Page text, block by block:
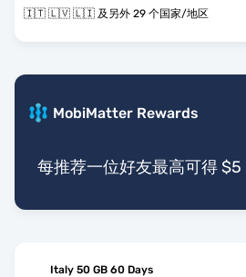
🇮🇹 🇱🇻 🇱🇮 及另外 29 个国家/地区
MobiMatter Rewards
每推荐一位好友最高可得 $5
Italy 50 GB 60 Days